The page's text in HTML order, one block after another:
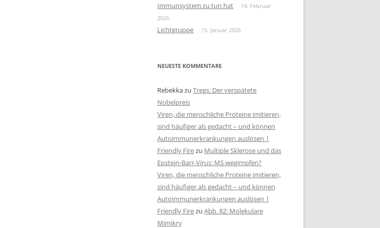
Immunsystem zu tun hat
14. Februar
2026
Lichtgruppe 15. Januar 2026
NEUESTE KOMMENTARE
Rebekkazu Tregs: Der verspätete
Nobelpreis
Viren, die menschliche Proteine imitieren,
sind häufiger als gedacht – und können
Autoimmunerkrankungen auslösen |
Friendly Firezu Multiple Sklerose und das
Epstein-Barr-Virus: MS wegimpfen?
Viren, die menschliche Proteine imitieren,
sind häufiger als gedacht – und können
Autoimmunerkrankungen auslösen |
Friendly Firezu Abb. 82: Molekulare
Mimikry